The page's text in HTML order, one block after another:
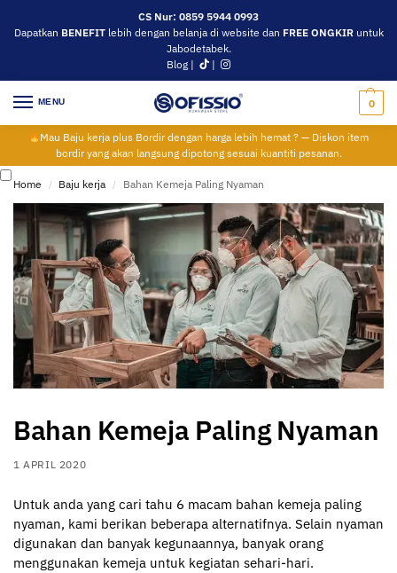
CS Nur: 0859 5944 0993
Dapatkan BENEFITlebih dengan belanja di website dan FREE ONGKIRuntuk
Jabodetabek.
Blog | |
MENU 0
Mau Baju kerja plus Bordir dengan harga lebih hemat ? — Diskon item
bordir yang akan langsung dipotong sesuai kuantiti pesanan.
Home / Baju kerja / Bahan Kemeja Paling Nyaman
Bahan Kemeja Paling Nyaman
1 APRIL 2020
Untuk anda yang cari tahu 6 macam bahan kemeja paling
nyaman, kami berikan beberapa alternatifnya. Selain nyaman
digunakan dan banyak kegunaannya, banyak orang
menggunakan kemeja untuk kegiatan sehari-hari.